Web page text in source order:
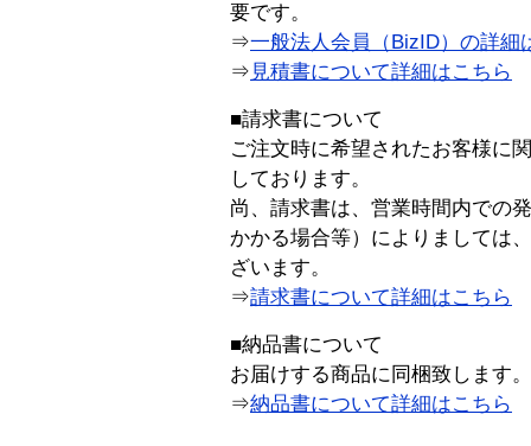
要です。
⇒一般法人会員（BizID）の詳細
⇒ 見積書について詳細はこちら
■請求書について
ご注文時に希望されたお客様に
しております。
尚、請求書は、営業時間内での
かかる場合等）によりましては
ざいます。
⇒請求書について詳細はこちら
■納品書について
お届けする商品に同梱致します。
⇒納品書について詳細はこちら